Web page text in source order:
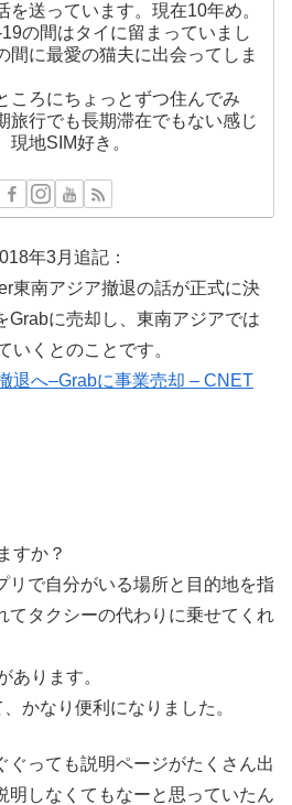
を送っています。現在10年め。
の間はタイに留まっていまし
間に最愛の猫夫に出会ってしま
ころにちょっとずつ住んでみ
旅行でも長期滞在でもない感じ
現地SIM好き。
年3月追記：
東南アジア撤退の話が正式に決
Grabに売却し、東南アジアでは
いくとのことです。
退へ–Grabに事業売却 – CNET
すか？
リで自分がいる場所と目的地を指
てタクシーの代わりに乗せてくれ
あります。
かなり便利になりました。
ぐっても説明ページがたくさん出
明しなくてもなーと思っていたん